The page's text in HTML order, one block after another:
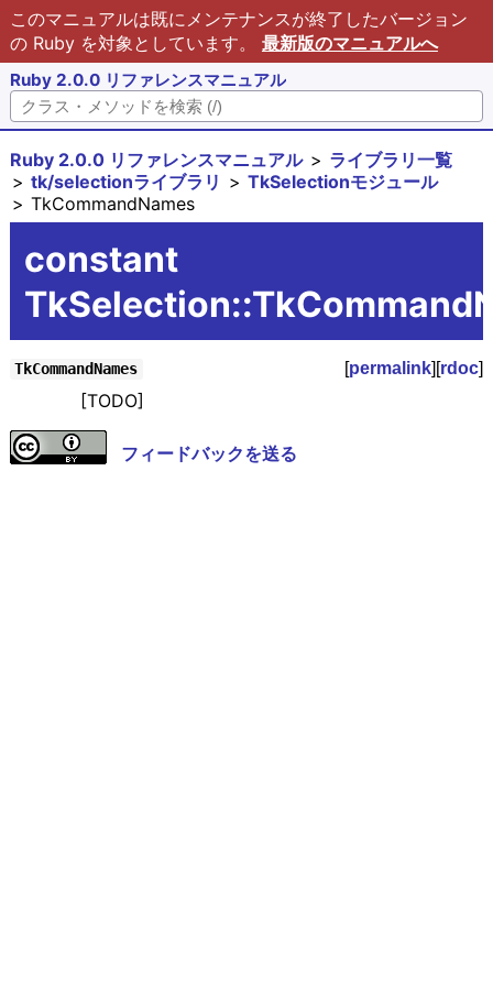
このマニュアルは既にメンテナンスが終了したバージョン
の Ruby を対象としています。 最新版のマニュアルへ
Ruby 2.0.0 リファレンスマニュアル
Ruby 2.0.0 リファレンスマニュアル
ライブラリ一覧
tk/selectionライブラリ
TkSelectionモジュール
TkCommandNames
constant
TkCommandNames [permalink][rdoc]
[TODO]
フィードバックを送る